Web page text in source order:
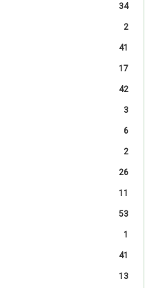
34
2
41
17
42
3
6
2
26
11
53
1
41
13